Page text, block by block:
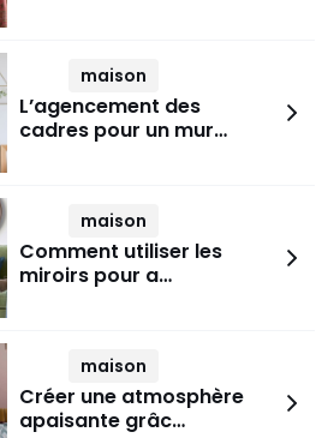
maison
L’agencement des
cadres pour un mur…
maison
Comment utiliser les
miroirs pour a…
maison
Créer une atmosphère
apaisante grâc…